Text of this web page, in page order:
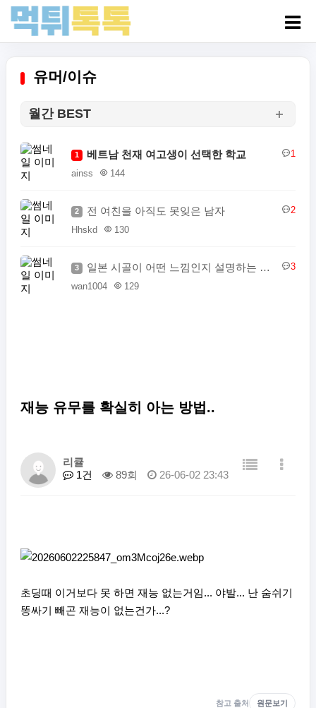
유머/이슈
월간 BEST
1 베트남 천재 여고생이 선택한 학교
1
ainss
144
2 전 여친을 아직도 못잊은 남자
2
Hhskd
130
3 일본 시골이 어떤 느낌인지 설명하는 일본인
3
wan1004
129
재능 유무를 확실히 아는 방법..
리큘
1건
89회 26-06-02 23:43
초딩때 이거보다 못 하면 재능 없는거임... 야발... 난 숨쉬기
똥싸기 빼곤 재능이 없는건가...?
참고 출처 원문보기